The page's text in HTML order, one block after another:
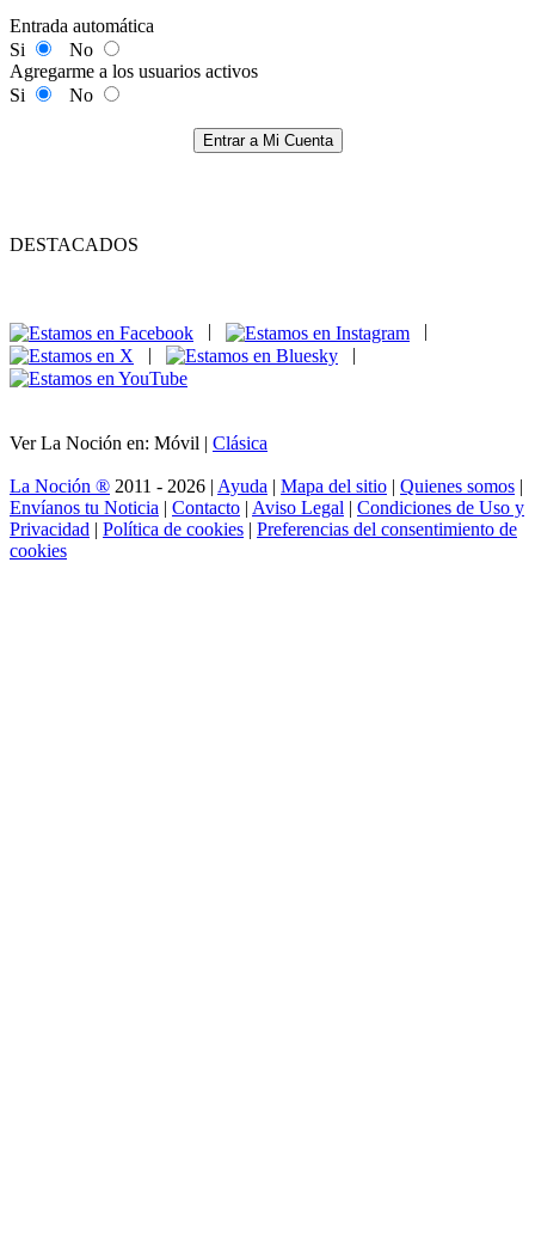
Entrada automática
Si
No
Agregarme a los usuarios activos
Si
No
Entrar a Mi Cuenta
DESTACADOS
|
|
Ver La Noción en: Móvil | Clásica
La Noción ® 2011 - 2026 | Ayuda | Mapa del sitio | Quienes somos |
Envíanos tu Noticia | Contacto | Aviso Legal | Condiciones de Uso y
Privacidad | Política de cookies | Preferencias del consentimiento de
cookies